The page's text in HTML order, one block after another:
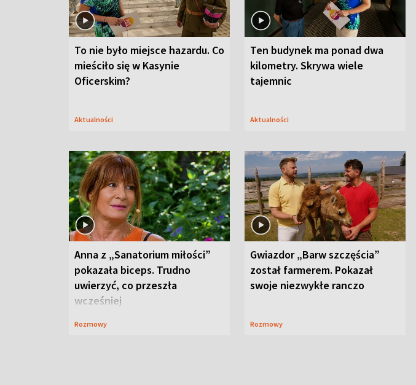
To nie było miejsce hazardu. Co
mieściło się w Kasynie
Oficerskim?
Aktualności
Ten budynek ma ponad dwa
kilometry. Skrywa wiele
tajemnic
Aktualności
Anna z „Sanatorium miłości”
pokazała biceps. Trudno
uwierzyć, co przeszła
wcześniej
Rozmowy
Gwiazdor „Barw szczęścia”
został farmerem. Pokazał
swoje niezwykłe ranczo
Rozmowy